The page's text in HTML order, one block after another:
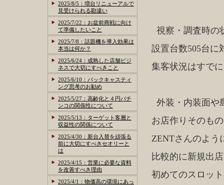
視察・調査時の
設置台数505台に
集客状況はすで
外装・内装面や
お店作りそのも
ZENTさんのよう
比較的に新規出
初めてのスロッ
2025/8/5：増台リニューアルで
見受けられる勘違い
2025/7/22：お盆前商戦に向け
て準備したいこと
2025/7/8：話題機を導入効果は
本当は何か？
2025/6/24：成熟した店舗ビジ
ネスで大切にすべきこと
2025/6/10：バックキャスティ
ング思考のお勧め
2025/5/27：高齢化と４円パチ
ンコの関係性について
2025/5/13：ターゲット客層と
収益性の関係について
2025/4/30：新台入替を頑張る
前に大切にすべきセオリーと
は
2025/4/15：営業に必要な資料
を改善すべき理由
2025/4/1：物価高の環境にあっ